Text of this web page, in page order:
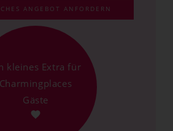
ANGEBOT ANFORDERN
kleines Extra für
Charmingplaces
Gäste